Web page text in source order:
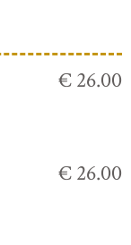
€ 26.00
€ 26.00